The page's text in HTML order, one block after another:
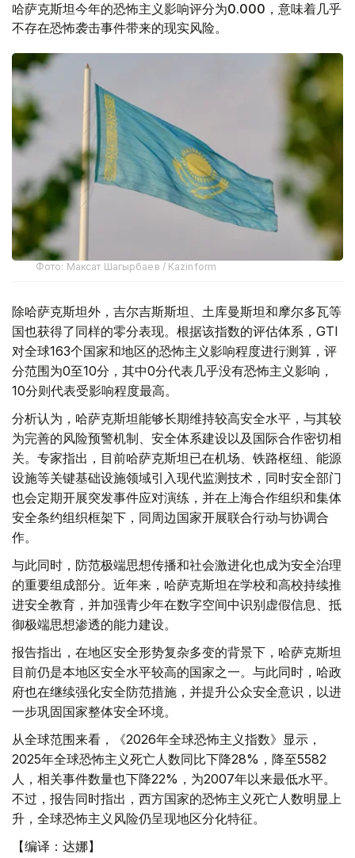
哈萨克斯坦今年的恐怖主义影响评分为0.000，意味着几乎
不存在恐怖袭击事件带来的现实风险。
Фото: Максат Шагырбаев / Kazinform
除哈萨克斯坦外，吉尔吉斯斯坦、土库曼斯坦和摩尔多瓦等
国也获得了同样的零分表现。根据该指数的评估体系，GTI
对全球163个国家和地区的恐怖主义影响程度进行测算，评
分范围为0至10分，其中0分代表几乎没有恐怖主义影响，
10分则代表受影响程度最高。
分析认为，哈萨克斯坦能够长期维持较高安全水平，与其较
为完善的风险预警机制、安全体系建设以及国际合作密切相
关。专家指出，目前哈萨克斯坦已在机场、铁路枢纽、能源
设施等关键基础设施领域引入现代监测技术，同时安全部门
也会定期开展突发事件应对演练，并在上海合作组织和集体
安全条约组织框架下，同周边国家开展联合行动与协调合
作。
与此同时，防范极端思想传播和社会激进化也成为安全治理
的重要组成部分。近年来，哈萨克斯坦在学校和高校持续推
进安全教育，并加强青少年在数字空间中识别虚假信息、抵
御极端思想渗透的能力建设。
报告指出，在地区安全形势复杂多变的背景下，哈萨克斯坦
目前仍是本地区安全水平较高的国家之一。与此同时，哈政
府也在继续强化安全防范措施，并提升公众安全意识，以进
一步巩固国家整体安全环境。
从全球范围来看，《2026年全球恐怖主义指数》显示，
2025年全球恐怖主义死亡人数同比下降28%，降至5582
人，相关事件数量也下降22%，为2007年以来最低水平。
不过，报告同时指出，西方国家的恐怖主义死亡人数明显上
升，全球恐怖主义风险仍呈现地区分化特征。
【编译：达娜】